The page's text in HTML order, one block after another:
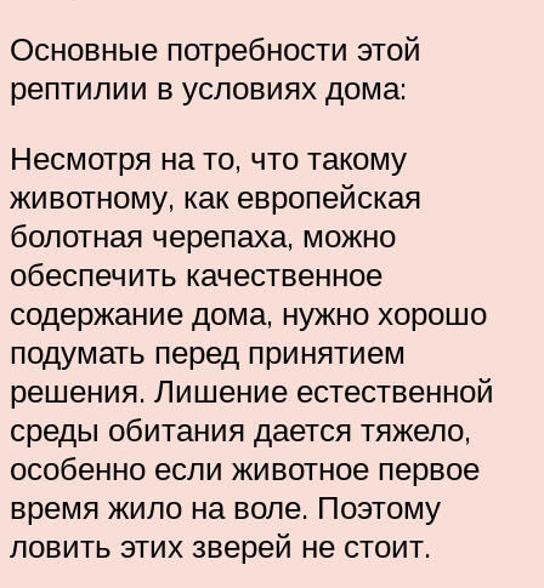
Основные потребности этой
рептилии в условиях дома:
Несмотря на то, что такому
животному, как европейская
болотная черепаха, можно
обеспечить качественное
содержание дома, нужно хорошо
подумать перед принятием
решения. Лишение естественной
среды обитания дается тяжело,
особенно если животное первое
время жило на воле. Поэтому
ловить этих зверей не стоит.